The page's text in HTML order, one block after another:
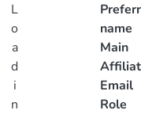
L
o
a
d
i
n
name
Main
Email
Role